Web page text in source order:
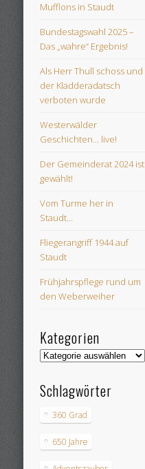
Mufflons in Staudt
Bundestagswahl 2025 –
Das „wahre“ Ergebnis!
Als Herr Thull schoss und
der Kladderadatsch
verboten wurde
Westerwälder
Geschichten… live!
Der Gemeinderat 2024 ist
gewählt!
Vom Turme her in
Staudt…
Fliegerangriff 1944 auf
Staudt
Frühjahrspflege rund um
den Weberweiher
Kategorien
Kategorien
Schlagwörter
360 Grad
650 Jahre